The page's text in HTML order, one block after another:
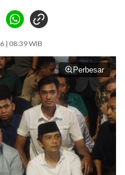
| 08:39 WIB
Perbesar